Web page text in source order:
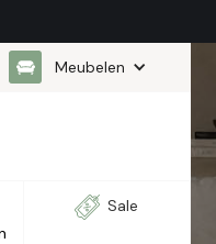
Meubelen
Sale